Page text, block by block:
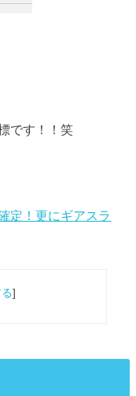
です！！笑
定！更にギアスラ
]